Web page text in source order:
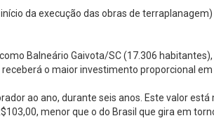
da execução das obras de terraplanagem)
Balneário Gaivota/SC (17.306
o maior investimento proporcional
ao ano, durante seis anos. Este valor está
menor que o do Brasil que gira em